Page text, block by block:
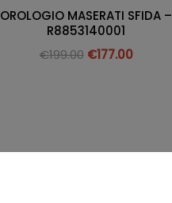
OROLOGIO MASERATI SFIDA –
R8853140001
€199.00 €177.00